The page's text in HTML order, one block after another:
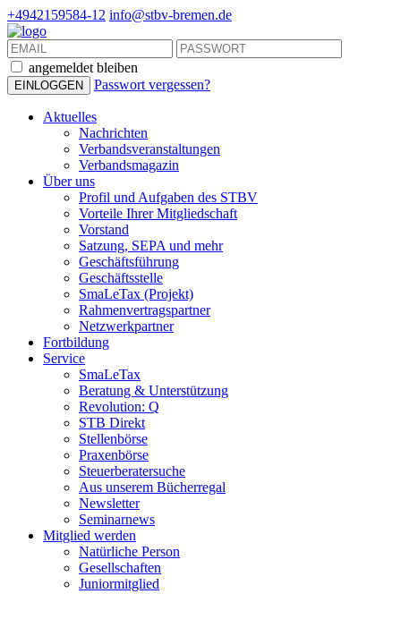
+4942159584-12 info@stbv-bremen.de
angemeldet bleiben
Passwort vergessen?
Aktuelles
Nachrichten
Verbandsveranstaltungen
Verbandsmagazin
Über uns
Profil und Aufgaben des STBV
Vorteile Ihrer Mitgliedschaft
Vorstand
Satzung, SEPA und mehr
Geschäftsführung
Geschäftsstelle
SmaLeTax (Projekt)
Rahmenvertragspartner
Netzwerkpartner
Fortbildung
Service
SmaLeTax
Beratung & Unterstützung
Revolution: Q
STB Direkt
Stellenbörse
Praxenbörse
Steuerberatersuche
Aus unserem Bücherregal
Newsletter
Seminarnews
Mitglied werden
Natürliche Person
Gesellschaften
Juniormitglied